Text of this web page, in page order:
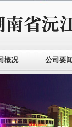
概况 公司要闻